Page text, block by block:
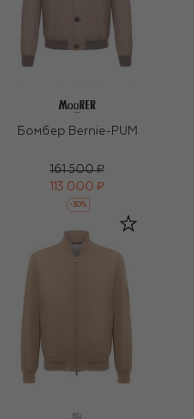
Бомбер Bernie-PUM
161 500 ₽
113 000 ₽
-30%